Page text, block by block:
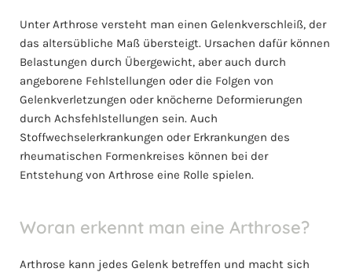
Unter Arthrose versteht man einen Gelenkverschleiß, der
das altersübliche Maß übersteigt. Ursachen dafür können
Belastungen durch Übergewicht, aber auch durch
angeborene Fehlstellungen oder die Folgen von
Gelenkverletzungen oder knöcherne Deformierungen
durch Achsfehlstellungen sein. Auch
Stoffwechselerkrankungen oder Erkrankungen des
rheumatischen Formenkreises können bei der
Entstehung von Arthrose eine Rolle spielen.
Woran erkennt man eine Arthrose?
Arthrose kann jedes Gelenk betreffen und macht sich